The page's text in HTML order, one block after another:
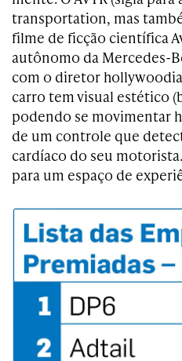
transportation, mas
filme de ficção científica
autônomo da Mercedes-
com o diretor
carro tem visual estético
podendo se movimentar
de um controle que
cardíaco do seu
para um espaço de